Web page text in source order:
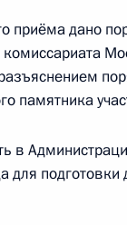
данное по
приёма дано
памятника
в
для